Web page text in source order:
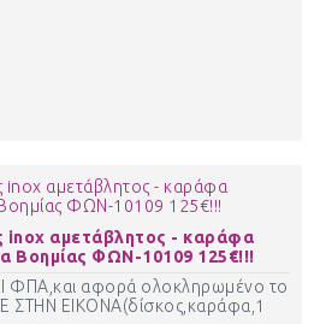
αμετάβλητος - καράφα
Βοημίας ΦΩΝ-10109 125€!!!
ΦΠΑ,και αφορά ολοκληρωμένο το
ΕΙΚΟΝΑ(δίσκος,καράφα,1